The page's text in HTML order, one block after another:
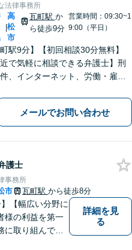
法律事務所
|
高
松
市
瓦町駅 か
ら徒歩9分
営業時間：09:30~1
9:00（平日）
町駅9分】【初回相談30分無料】
近で気軽に相談できる弁護士】刑
、インターネット、労働・雇用
悩む前に、まずは無料の初回相談
話をお聞かせください。【電話相
【休日・夜間対応】
メールでお問い合わせ
護士
事務所
市 瓦町駅 から徒歩8分
】【幅広い分野に
様の利益を第一
に取り組んでお
詳細を見
る